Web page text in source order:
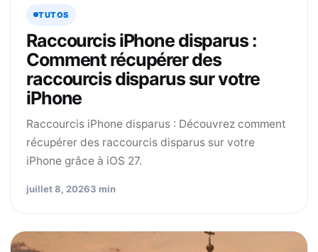
TUTOS
Raccourcis iPhone disparus :
Comment récupérer des
raccourcis disparus sur votre
iPhone
Raccourcis iPhone disparus : Découvrez comment
récupérer des raccourcis disparus sur votre
iPhone grâce à iOS 27.
juillet 8, 20263 min